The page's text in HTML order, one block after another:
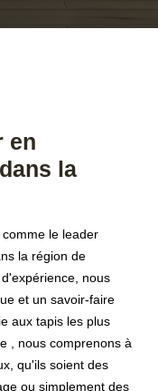
en
la
le leader
la région de
nous
et un savoir-faire
aux tapis les plus
, nous comprenons à
qu'ils soient des
ou simplement des